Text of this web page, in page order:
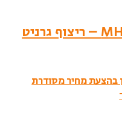
MHJTN-9100-45×90 – ריצוף גרניט
בהצעת מחיר מסודרת